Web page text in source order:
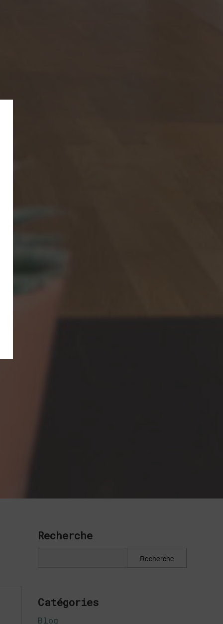
Recherche
Catégories
Blog